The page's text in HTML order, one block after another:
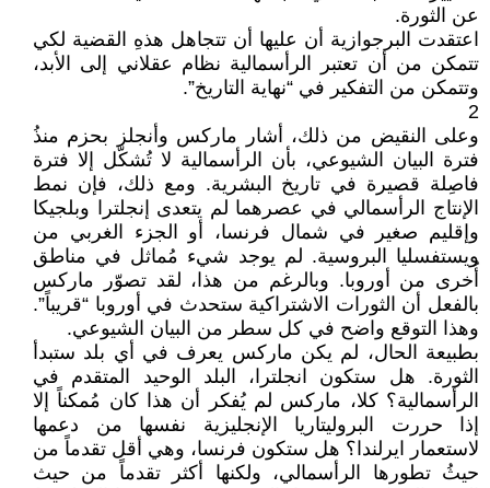
عن الثورة.
اعتقدت البرجوازية أن عليها أن تتجاهل هذهِ القضية لكي
تتمكن من أن تعتبر الرأسمالية نظام عقلاني إلى الأبد،
وتتمكن من التفكير في “نهاية التاريخ”.
2
وعلى النقيض من ذلك، أشار ماركس وأنجلز بحزم منذُ
فترة البيان الشيوعي، بأن الرأسمالية لا تُشكّل إلا فترة
فاصِلة قصيرة في تاريخ البشرية. ومع ذلك، فإن نمط
الإنتاج الرأسمالي في عصرهما لم يتعدى إنجلترا وبلجيكا
وإقليم صغير في شمال فرنسا، أو الجزء الغربي من
ويستفسليا البروسية. لم يوجد شيء مُماثل في مناطق
أُخرى من أوروبا. وبالرغم من هذا، لقد تصوّر ماركس
بالفعل أن الثورات الاشتراكية ستحدث في أوروبا “قريباً”.
وهذا التوقع واضح في كل سطر من البيان الشيوعي.
بطبيعة الحال، لم يكن ماركس يعرف في أي بلد ستبدأ
الثورة. هل ستكون انجلترا، البلد الوحيد المتقدم في
الرأسمالية؟ كلا، ماركس لم يُفكر أن هذا كان مُمكناً إلا
إذا حررت البروليتاريا الإنجليزية نفسها من دعمها
لاستعمار ايرلندا؟ هل ستكون فرنسا، وهي أقل تقدماً من
حيثُ تطورها الرأسمالي، ولكنها أكثر تقدماً من حيث